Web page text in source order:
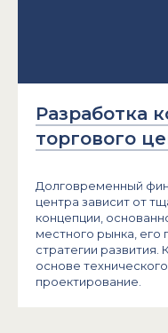
Разработка
торгового
Долговременный
центра зависит от
концепции,
местного рынка, его
стратегии
основе
проектирование.